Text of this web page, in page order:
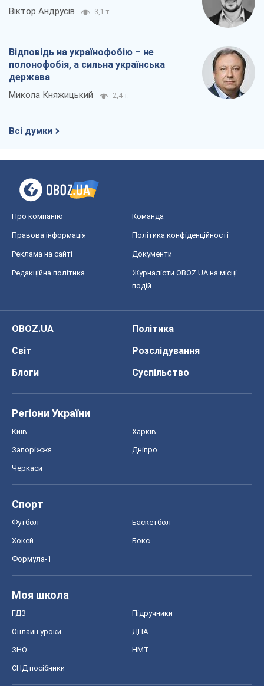
Віктор Андрусів 3,1 т.
Відповідь на українофобію – не
полонофобія, а сильна українська
держава
Микола Княжицький 2,4 т.
Всі думки
Про компанію Команда
Правова інформація Політика конфіденційності
Реклама на сайті Документи
Редакційна політика
Журналісти OBOZ.UA на місці
подій
OBOZ.UA
Політика
Світ
Розслідування
Блоги
Суспільство
Регіони України
Київ Харків
Запоріжжя Дніпро
Черкаси
Спорт
Футбол Баскетбол
Хокей Бокс
Формула-1
Моя школа
ГДЗ Підручники
Онлайн уроки ДПА
ЗНО НМТ
СНД посібники